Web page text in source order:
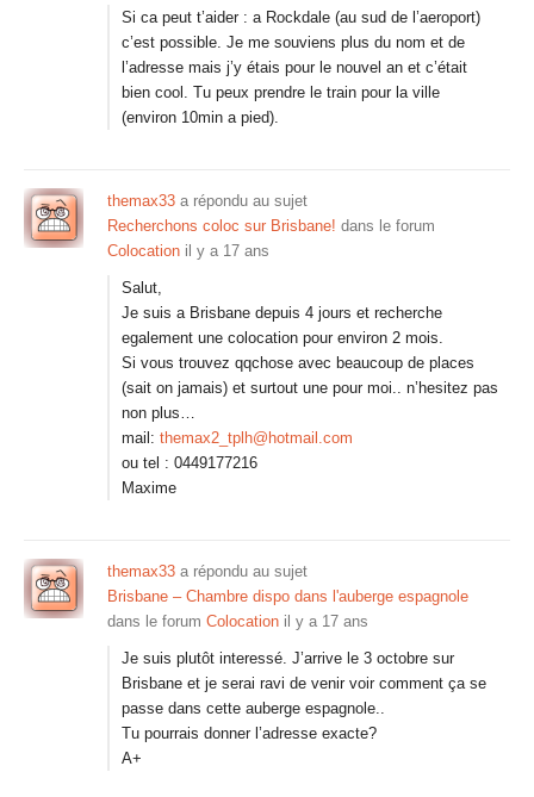
Si ca peut t’aider : a Rockdale (au sud de l’aeroport)
c’est possible. Je me souviens plus du nom et de
l’adresse mais j’y étais pour le nouvel an et c’était
bien cool. Tu peux prendre le train pour la ville
(environ 10min a pied).
themax33 a répondu au sujet
Recherchons coloc sur Brisbane! dans le forum
Colocation il y a 17 ans
Salut,
Je suis a Brisbane depuis 4 jours et recherche
egalement une colocation pour environ 2 mois.
Si vous trouvez qqchose avec beaucoup de places
(sait on jamais) et surtout une pour moi.. n’hesitez pas
non plus…
mail: themax2_tplh@hotmail.com
ou tel : 0449177216
Maxime
themax33 a répondu au sujet
Brisbane – Chambre dispo dans l'auberge espagnole
dans le forum Colocation il y a 17 ans
Je suis plutôt interessé. J’arrive le 3 octobre sur
Brisbane et je serai ravi de venir voir comment ça se
passe dans cette auberge espagnole..
Tu pourrais donner l’adresse exacte?
A+